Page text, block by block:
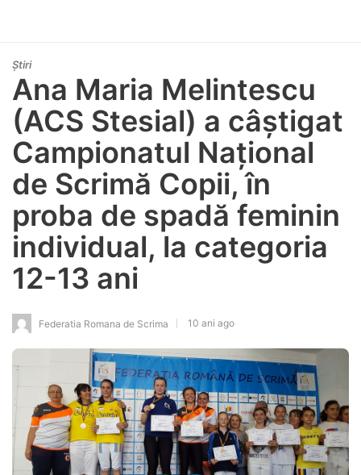
Știri
Ana Maria Melintescu
(ACS Stesial) a câștigat
Campionatul Național
de Scrimă Copii, în
proba de spadă feminin
individual, la categoria
12-13 ani
Federatia Romana de Scrima 10 ani ago